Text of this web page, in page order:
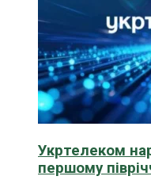
Укртелеком
першому